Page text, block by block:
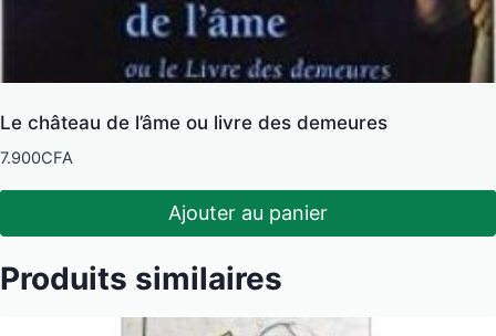
Le château de l’âme ou livre des demeures
7.900CFA
Ajouter au panier
Produits similaires